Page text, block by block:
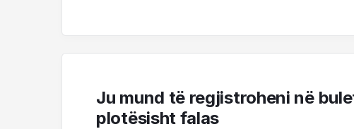
Ju mund të regjistroheni në
plotësisht falas